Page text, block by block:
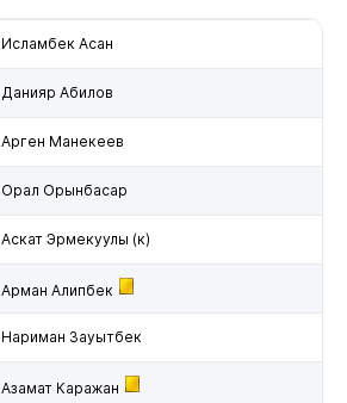
Исламбек Асан
Данияр Абилов
Арген Манекеев
Орал Орынбасар
Аскат Эрмекуулы (к)
Арман Алипбек
Нариман Зауытбек
Азамат Каражан